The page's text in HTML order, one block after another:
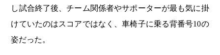
し試合終了後、チーム関係者やサポーターが最も気に掛
けていたのはスコアではなく、車椅子に乗る背番号10の
姿だった。